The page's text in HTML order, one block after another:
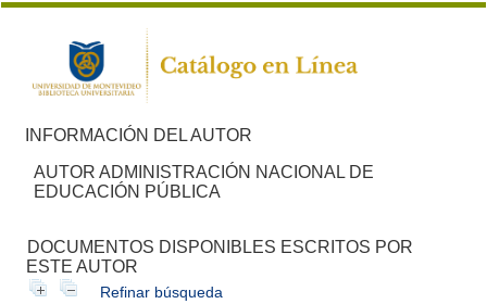
INFORMACIÓN DEL AUTOR
AUTOR ADMINISTRACIÓN NACIONAL DE
EDUCACIÓN PÚBLICA
DOCUMENTOS DISPONIBLES ESCRITOS POR
ESTE AUTOR
Refinar búsqueda